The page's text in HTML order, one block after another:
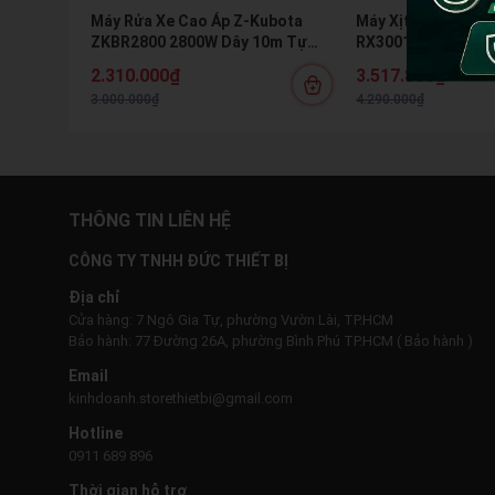
Máy Rửa Xe Cao Áp Z-Kubota
ZKBR2800 2800W Dây 10m Tự
2.310.000₫
3.000.000₫
Máy Xịt Rửa Xe
RX3001XPLUS -
Motor Cảm Ứng
Xe & Vệ Sinh Máy
3.517.800₫
4.290.000₫
THÔNG TIN LIÊN HỆ
CÔNG TY TNHH ĐỨC THIẾT BỊ
Địa chỉ
Cửa hàng: 7 Ngô Gia Tự, phường Vườn Lài, TP.HCM
Bảo hành: 77 Đường 26A, phường Bình Phú TP.HCM ( Bảo hành )
Email
kinhdoanh.storethietbi@gmail.com
Hotline
0911 689 896
Thời gian hỗ trợ